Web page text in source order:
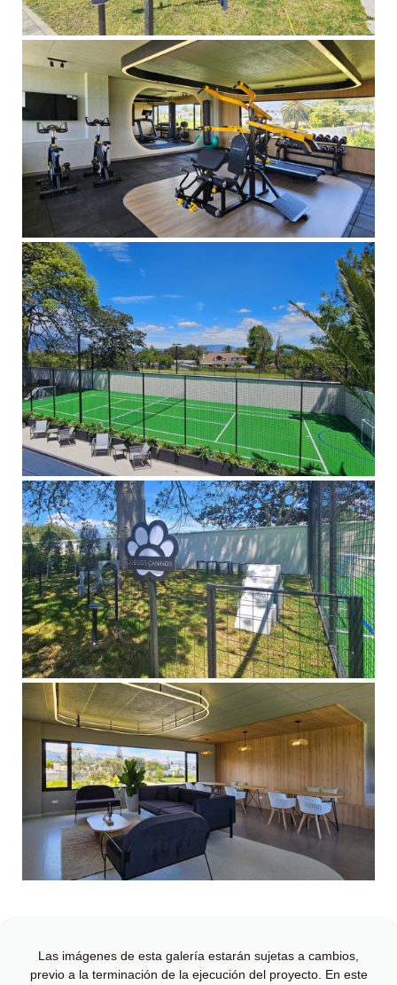
Las imágenes de esta galería estarán sujetas a cambios,
previo a la terminación de la ejecución del proyecto. En este